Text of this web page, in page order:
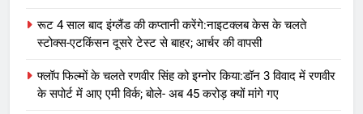
रूट 4 साल बाद इंग्लैंड की कप्तानी करेंगे:नाइटक्लब केस के चलते
स्टोक्स-एटकिंसन दूसरे टेस्ट से बाहर; आर्चर की वापसी
फ्लॉप फिल्मों के चलते रणवीर सिंह को इग्नोर किया:डॉन 3 विवाद में रणवीर
के सपोर्ट में आए एमी विर्क; बोले- अब 45 करोड़ क्यों मांगे गए